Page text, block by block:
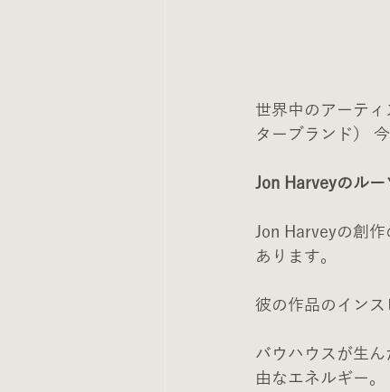
世界中のアーテ
ターブランド）
Jon Harveyのル
Jon Harveyの創
あります。
彼の作品のインス
バウハウスが生
由なエネルギー。